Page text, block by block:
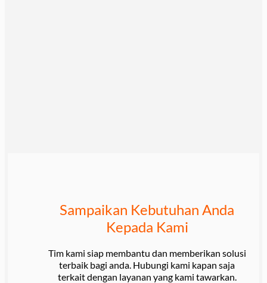
Sampaikan Kebutuhan Anda
Kepada Kami
Tim kami siap membantu dan memberikan solusi
terbaik bagi anda. Hubungi kami kapan saja
terkait dengan layanan yang kami tawarkan.